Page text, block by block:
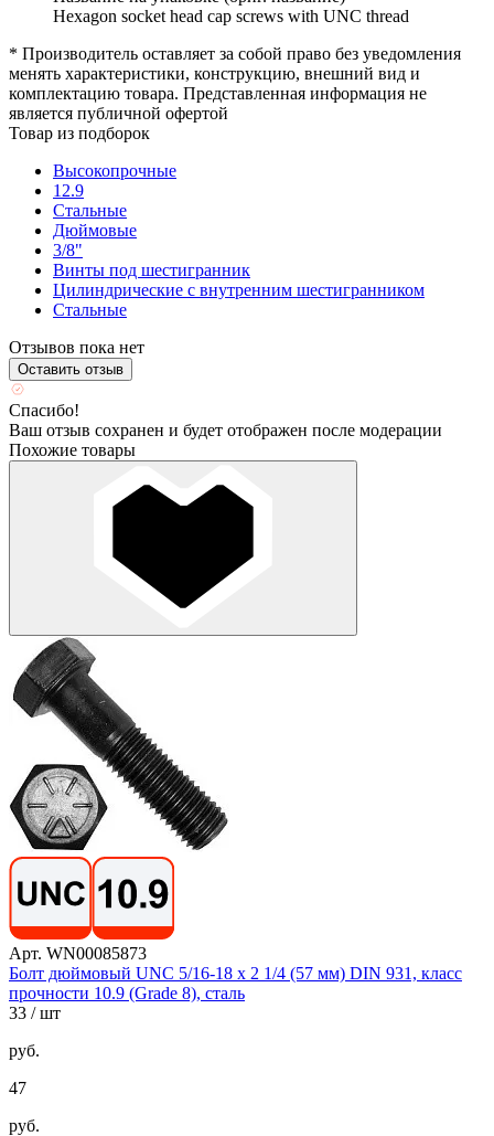
Hexagon socket head cap screws with UNC thread
* Производитель оставляет за собой право без уведомления
менять характеристики, конструкцию, внешний вид и
комплектацию товара. Представленная информация не
является публичной офертой
Товар из подборок
Высокопрочные
12.9
Стальные
Дюймовые
3/8"
Винты под шестигранник
Цилиндрические с внутренним шестигранником
Стальные
Отзывов пока нет
Оставить отзыв
Спасибо!
Ваш отзыв сохранен и будет отображен после модерации
Похожие товары
Арт. WN00085873
Болт дюймовый UNC 5/16-18 х 2 1/4 (57 мм) DIN 931, класс
прочности 10.9 (Grade 8), сталь
33 / шт
руб.
47
руб.